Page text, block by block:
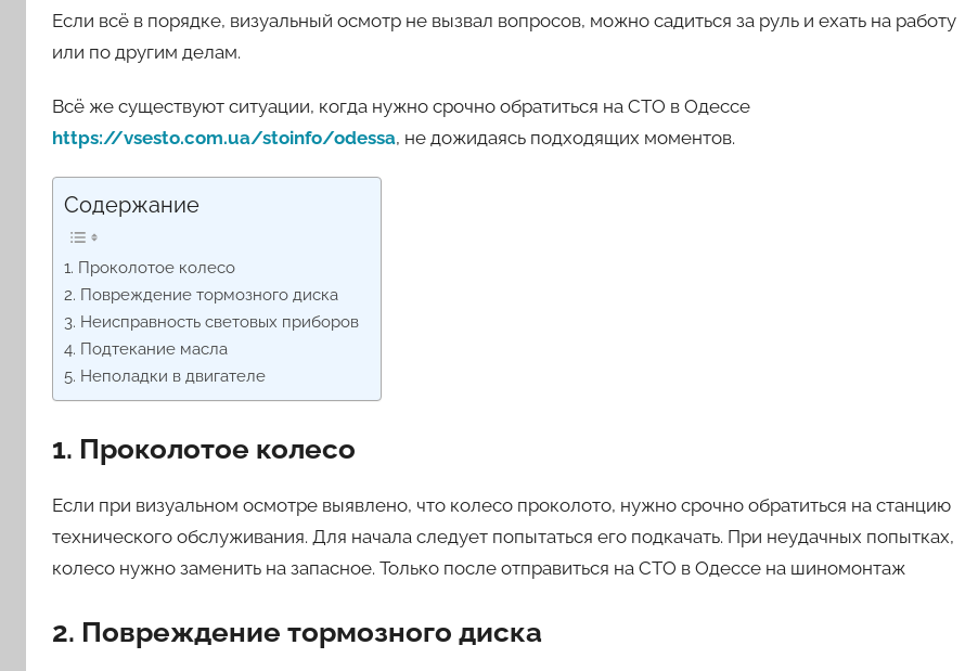
Если всё в порядке, визуальный осмотр не вызвал вопросов, можно садиться за руль и ехать на работу
или по другим делам.
Всё же существуют ситуации, когда нужно срочно обратиться на СТО в Одессе
https://vsesto.com.ua/stoinfo/odessa, не дожидаясь подходящих моментов.
Содержание
1. Проколотое колесо
2. Повреждение тормозного диска
3. Неисправность световых приборов
4. Подтекание масла
5. Неполадки в двигателе
1. Проколотое колесо
Если при визуальном осмотре выявлено, что колесо проколото, нужно срочно обратиться на станцию
технического обслуживания. Для начала следует попытаться его подкачать. При неудачных попытках,
колесо нужно заменить на запасное. Только после отправиться на СТО в Одессе на шиномонтаж
2. Повреждение тормозного диска